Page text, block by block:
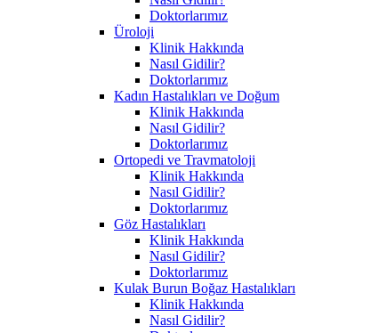
Doktorlarımız
Üroloji
Klinik Hakkında
Nasıl Gidilir?
Doktorlarımız
Kadın Hastalıkları ve Doğum
Klinik Hakkında
Nasıl Gidilir?
Doktorlarımız
Ortopedi ve Travmatoloji
Klinik Hakkında
Nasıl Gidilir?
Doktorlarımız
Göz Hastalıkları
Klinik Hakkında
Nasıl Gidilir?
Doktorlarımız
Kulak Burun Boğaz Hastalıkları
Klinik Hakkında
Nasıl Gidilir?